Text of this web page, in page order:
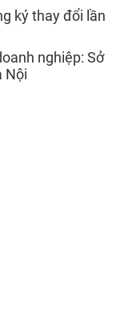
ký thay đổi lần
nghiệp: Sở
Nội